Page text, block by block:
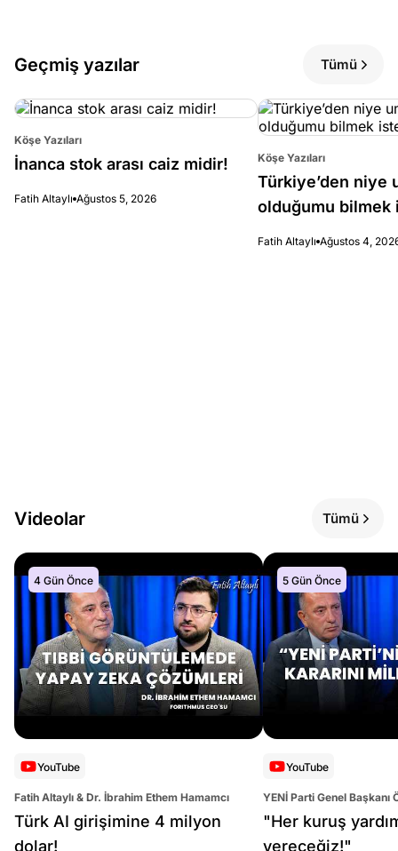
Geçmiş yazılar Tümü
Köşe Yazıları
İnanca stok arası caiz midir!
Fatih Altaylı Ağustos 5, 2026
Köşe Yazıları
Türkiye’den niye
olduğumu bilmek
Fatih Altaylı Ağustos 4,
Videolar Tümü
4 Gün Önce
YouTube
Fatih Altaylı & Dr. İbrahim Ethem Hamamcı
Türk AI girişimine 4 milyon
dolar!
5 Gün Önce
YouTube
YENİ Parti Genel Başkanı
Altaylı
"Her kuruş
vereceğiz!"